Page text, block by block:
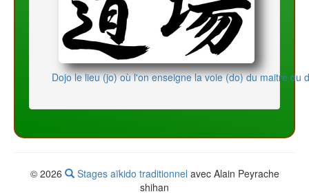
Dojo le lieu (jo) où l'on enseigne la voie (do) du maitre du
© 2026 Stages aïkido traditionnel avec Alain Peyrache
shihan